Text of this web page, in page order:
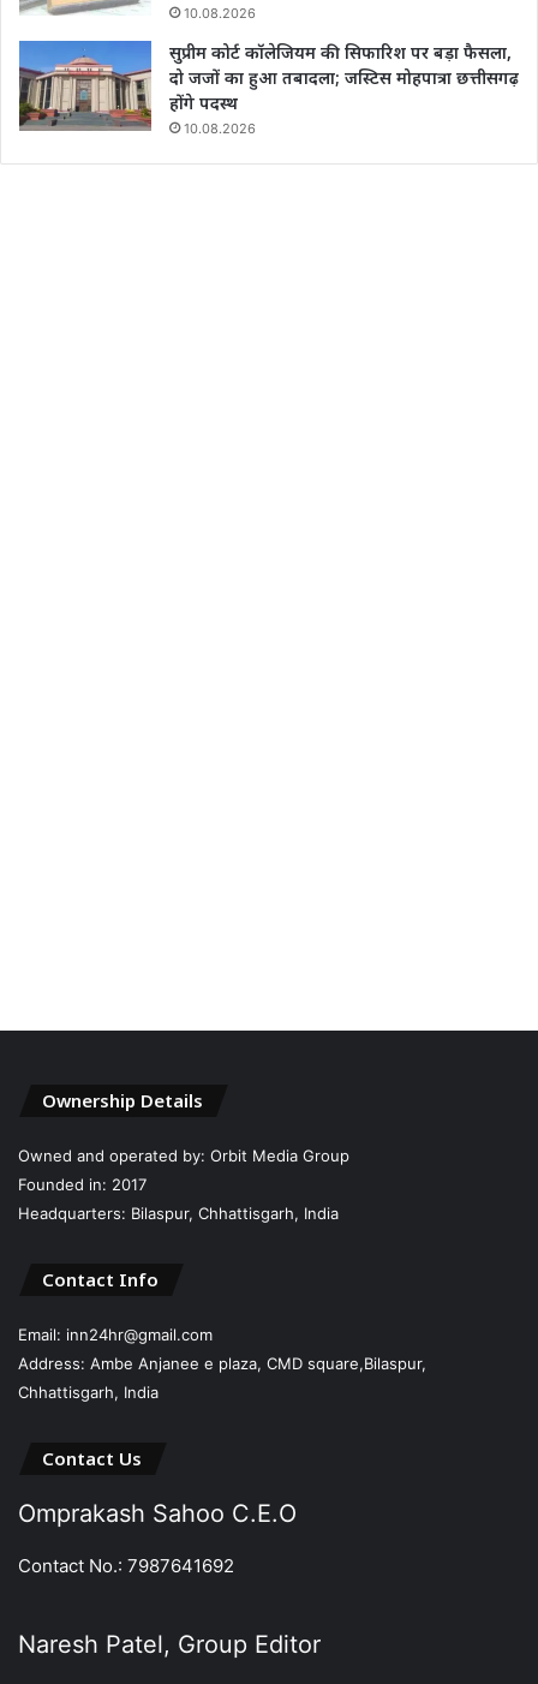
10.08.2026
सुप्रीम कोर्ट कॉलेजियम की सिफारिश पर बड़ा फैसला,
दो जजों का हुआ तबादला; जस्टिस मोहपात्रा छत्तीसगढ़
होंगे पदस्थ
10.08.2026
Ownership Details
Owned and operated by: Orbit Media Group
Founded in: 2017
Headquarters: Bilaspur, Chhattisgarh, India
Contact Info
Email: inn24hr@gmail.com
Address: Ambe Anjanee e plaza, CMD square,Bilaspur,
Chhattisgarh, India
Contact Us
Omprakash Sahoo C.E.O
Contact No.: 7987641692
Naresh Patel, Group Editor